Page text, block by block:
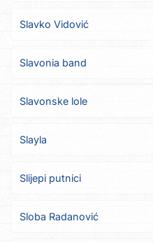
Slavko Vidović
Slavonia band
Slavonske lole
Slayla
Slijepi putnici
Sloba Radanović